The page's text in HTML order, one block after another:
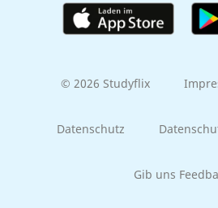
© 2026 Studyflix
Datenschutz
Gib uns